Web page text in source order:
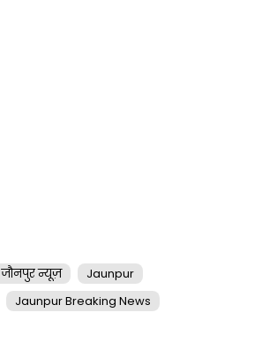
जौनपुर न्यूज़
Jaunpur
Jaunpur Breaking News